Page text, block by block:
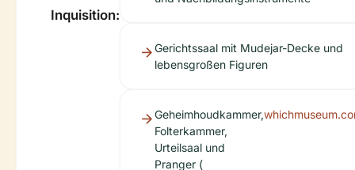
Inquisition:
Gerichtssaal mit Mudejar-Decke und
lebensgroßen Figuren
Geheimhoudkammer,
Folterkammer,
Urteilsaal und
Pranger (